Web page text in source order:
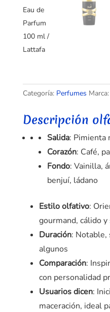
Categoría: Perfumes Marca:
Descripción
Salida: Pimienta
Corazón: Café,
Fondo: Vainilla,
benjuí, ládano
Estilo olfativo:
gourmand, cálido
Duración: Notable,
algunos
Comparación:
con personalidad
Usuarios dicen:
maceración, ideal